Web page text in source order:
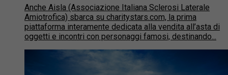
Anche Aisla (Associazione Italiana Sclerosi Laterale
Amiotrofica) sbarca su charitystars.com, la prima
piattaforma interamente dedicata alla vendita all’asta di
oggetti e incontri con personaggi famosi, destinando...